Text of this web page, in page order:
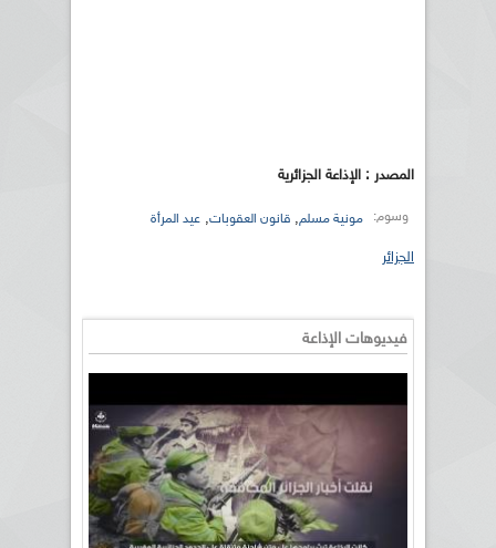
المصدر : الإذاعة الجزائرية
وسوم: مونية مسلم, قانون العقوبات, عيد المرأة
الجزائر
فيديوهات الإذاعة